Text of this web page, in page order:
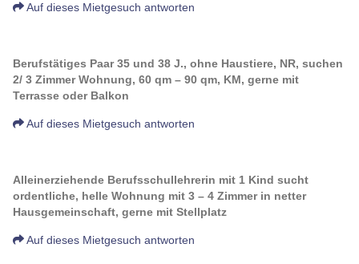
Auf dieses Mietgesuch antworten
Berufstätiges Paar 35 und 38 J., ohne Haustiere, NR, suchen
2/ 3 Zimmer Wohnung, 60 qm – 90 qm, KM, gerne mit
Terrasse oder Balkon
Auf dieses Mietgesuch antworten
Alleinerziehende Berufsschullehrerin mit 1 Kind sucht
ordentliche, helle Wohnung mit 3 – 4 Zimmer in netter
Hausgemeinschaft, gerne mit Stellplatz
Auf dieses Mietgesuch antworten